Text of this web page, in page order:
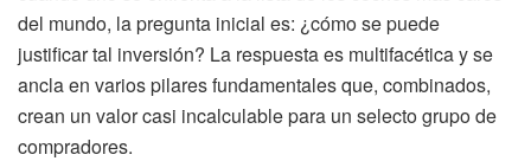
del mundo, la pregunta inicial es: ¿cómo se puede
justificar tal inversión? La respuesta es multifacética y se
ancla en varios pilares fundamentales que, combinados,
crean un valor casi incalculable para un selecto grupo de
compradores.